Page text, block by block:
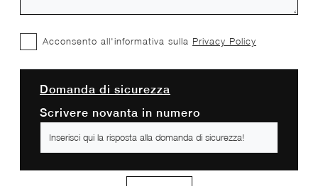
Acconsento all'informativa sulla Privacy Policy
Domanda di sicurezza
Scrivere novanta in numero